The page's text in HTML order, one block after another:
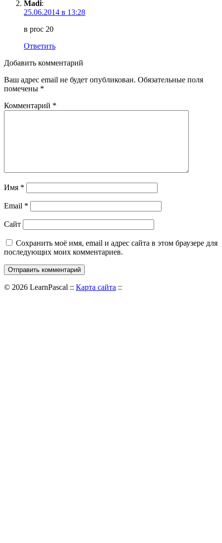
Madi:
25.06.2014 в 13:28
в proc 20
Ответить
Добавить комментарий
Ваш адрес email не будет опубликован. Обязательные поля
помечены *
Комментарий *
Имя *
Email *
Сайт
Сохранить моё имя, email и адрес сайта в этом браузере для
последующих моих комментариев.
© 2026 LearnPascal :: Карта сайта ::